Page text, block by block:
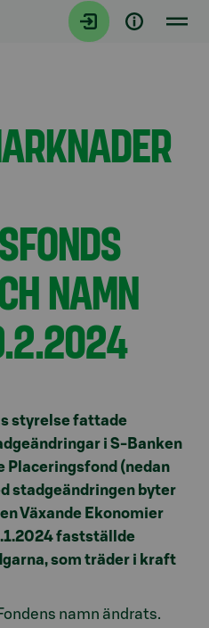
NAMN
styrelse fattade
i S-Banken
Placeringsfond (nedan
stadgeändringen byter
Växande Ekonomier
fastställde
som träder i kraft
namn ändrats.